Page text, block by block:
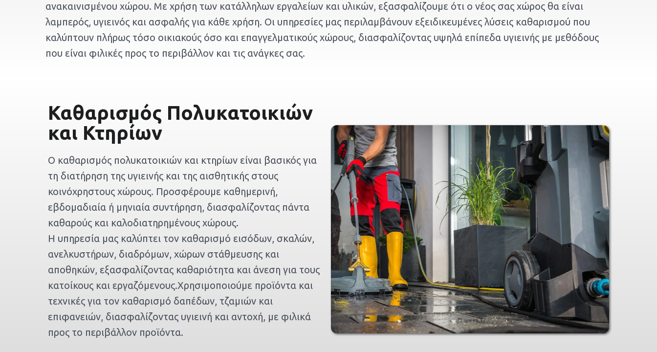
ανακαινισμένου χώρου. Με χρήση των κατάλληλων εργαλείων και υλικών, εξασφαλίζουμε ότι ο νέος σας χώρος θα είναι
λαμπερός, υγιεινός και ασφαλής για κάθε χρήση. Οι υπηρεσίες μας περιλαμβάνουν εξειδικευμένες λύσεις καθαρισμού που
καλύπτουν πλήρως τόσο οικιακούς όσο και επαγγελματικούς χώρους, διασφαλίζοντας υψηλά επίπεδα υγιεινής με μεθόδους
που είναι φιλικές προς το περιβάλλον και τις ανάγκες σας.
Καθαρισμός Πολυκατοικιών
και Κτηρίων
Ο καθαρισμός πολυκατοικιών και κτηρίων είναι βασικός για
τη διατήρηση της υγιεινής και της αισθητικής στους
κοινόχρηστους χώρους. Προσφέρουμε καθημερινή,
εβδομαδιαία ή μηνιαία συντήρηση, διασφαλίζοντας πάντα
καθαρούς και καλοδιατηρημένους χώρους.
Η υπηρεσία μας καλύπτει τον καθαρισμό εισόδων, σκαλών,
ανελκυστήρων, διαδρόμων, χώρων στάθμευσης και
αποθηκών, εξασφαλίζοντας καθαριότητα και άνεση για τους
κατοίκους και εργαζόμενους.Χρησιμοποιούμε προϊόντα και
τεχνικές για τον καθαρισμό δαπέδων, τζαμιών και
επιφανειών, διασφαλίζοντας υγιεινή και αντοχή, με φιλικά
προς το περιβάλλον προϊόντα.